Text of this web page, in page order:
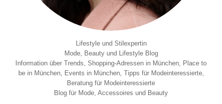
Lifestyle und Stilexpertin
Mode, Beauty und Lifestyle Blog
Information über Trends, Shopping-Adressen in München, Place to
be in München, Events in München, Tipps für Modeinteressierte,
Beratung für Modeinteressierte
Blog für Mode, Accessoires und Beauty